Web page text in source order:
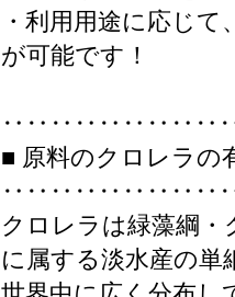
・利用用途に応じ
が可能です！
■ 原料のクロレラの
クロレラは緑藻綱
に属する淡水産の単